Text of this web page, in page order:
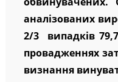
аналізованих
2/3 випадків
провадженнях
визнання